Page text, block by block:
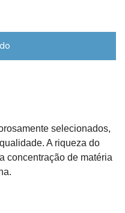
selecionados,
A riqueza do
concentração de matéria